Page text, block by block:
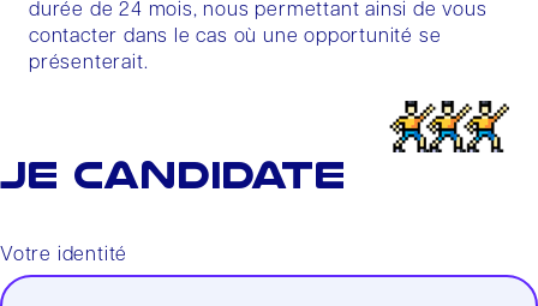
durée de 24 mois, nous permettant ainsi de vous
contacter dans le cas où une opportunité se
présenterait.
JE CANDIDATE
Votre identité